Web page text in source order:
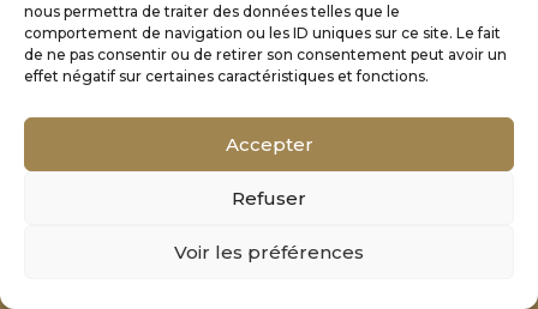
nous permettra de traiter des données telles que le
comportement de navigation ou les ID uniques sur ce site. Le fait
de ne pas consentir ou de retirer son consentement peut avoir un
effet négatif sur certaines caractéristiques et fonctions.
Accepter
Refuser
Voir les préférences
Mentions Légales